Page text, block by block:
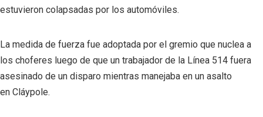
estuvieron colapsadas por los automóviles.
La medida de fuerza fue adoptada por el gremio que nuclea a
los choferes luego de que un trabajador de la Línea 514 fuera
asesinado de un disparo mientras manejaba en un asalto
en Cláypole.